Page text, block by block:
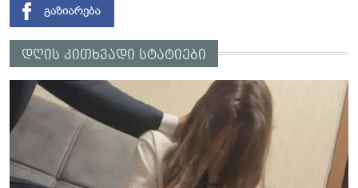
დღის კითხვადი სტატიები